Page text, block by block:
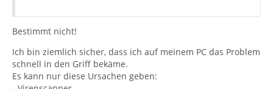
Bestimmt nicht!
Ich bin ziemlich sicher, dass ich auf meinem PC das Problem
schnell in den Griff bekäme.
Es kann nur diese Ursachen geben: